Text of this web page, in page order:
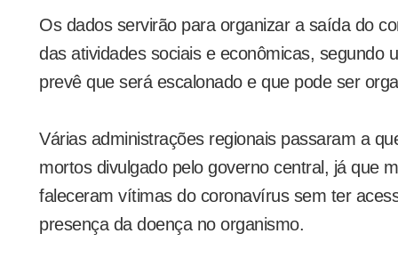
Os dados servirão para organizar a saída do
das atividades sociais e econômicas, segundo
prevê que será escalonado e que pode ser
Várias administrações regionais passaram a
mortos divulgado pelo governo central, já que
faleceram vítimas do coronavírus sem ter
presença da doença no organismo.